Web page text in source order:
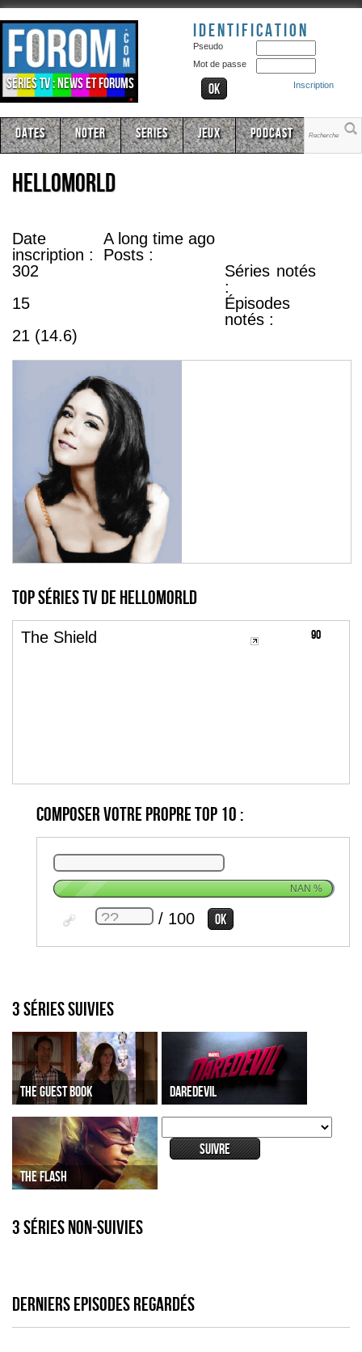
Séries TV : news et forums
Identification
Pseudo
Mot de passe
Inscription
Dates Noter Series Jeux Podcast
hellomorld
Date
inscription :
A long time ago
Posts :
302
Séries notés
:
15
Épisodes
notés :
21 (14.6)
Top Séries TV de hellomorld
The Shield 90
Composer votre propre top 10 :
NAN%
/ 100
3 séries suivies
THE GUEST BOOK DAREDEVIL
THE FLASH
3 séries non-suivies
DERNIERS EPISODES REGARDÉS